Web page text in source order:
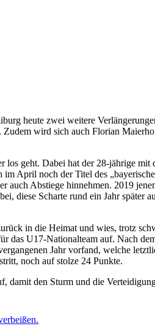
heute zwei weitere
wird sich auch Florian
geht. Dabei hat der 28-jährige
April noch der Titel des
Abstiege hinnehmen. 2019
diese Scharte rund ein Jahr
in die Heimat und wies, trotz
U17-Nationalteam auf. Nach
Jahr vorfand, welche
noch auf stolze 24 Punkte.
den Sturm und die